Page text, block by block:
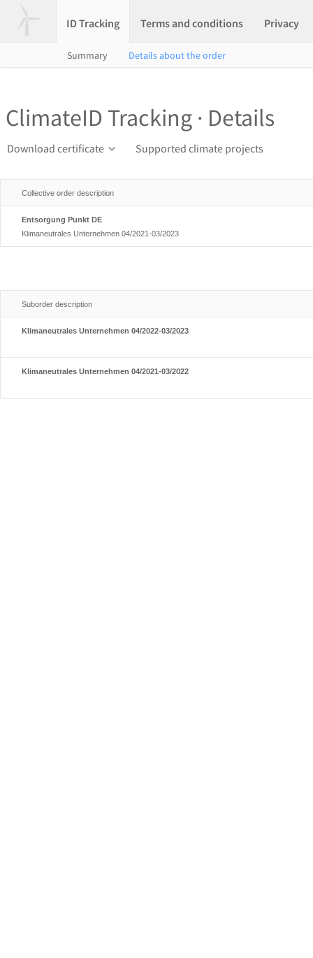
ID Tracking Terms and conditions Privacy
Summary Details about the order
ClimateID Tracking · Details
Download certificate Supported climate projects
Collective order description
Entsorgung Punkt DE
Klimaneutrales Unternehmen 04/2021-03/2023
Suborder description
Klimaneutrales Unternehmen 04/2022-03/2023
Klimaneutrales Unternehmen 04/2021-03/2022